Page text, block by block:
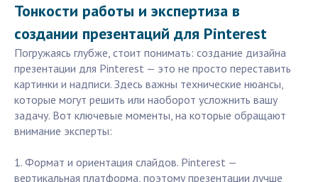
Тонкости работы и экспертиза в
создании презентаций для Pinterest
Погружаясь глубже, стоит понимать: создание дизайна
презентации для Pinterest — это не просто переставить
картинки и надписи. Здесь важны технические нюансы,
которые могут решить или наоборот усложнить вашу
задачу. Вот ключевые моменты, на которые обращают
внимание эксперты:
1. Формат и ориентация слайдов. Pinterest —
вертикальная платформа, поэтому презентации лучше